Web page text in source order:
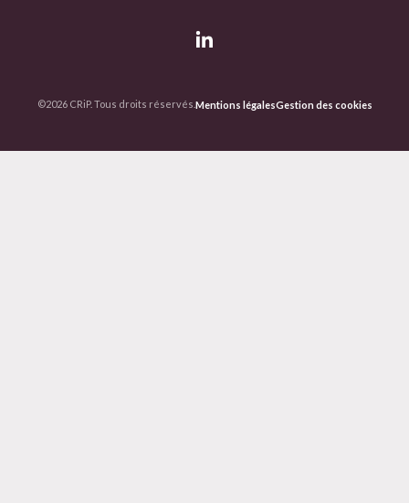
©2026 CRiP. Tous droits réservés.Mentions légalesGestion des cookies